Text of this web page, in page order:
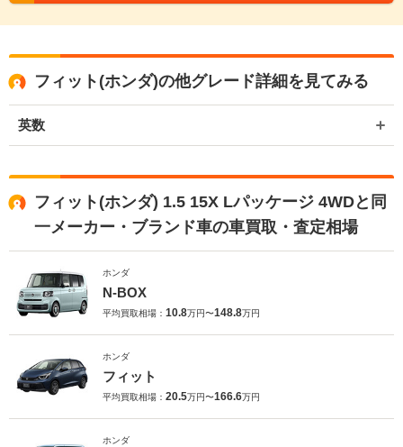
フィット(ホンダ)の他グレード詳細を見てみる
英数
フィット(ホンダ) 1.5 15X Lパッケージ 4WDと同
一メーカー・ブランド車の車買取・査定相場
ホンダ
N-BOX
平均買取相場： 10.8万円〜148.8万円
ホンダ
フィット
平均買取相場： 20.5万円〜166.6万円
ホンダ